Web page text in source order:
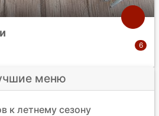
меню
к летнему сезону